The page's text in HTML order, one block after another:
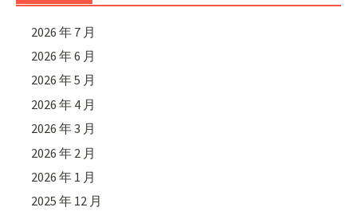
2026 年 7 月
2026 年 6 月
2026 年 5 月
2026 年 4 月
2026 年 3 月
2026 年 2 月
2026 年 1 月
2025 年 12 月